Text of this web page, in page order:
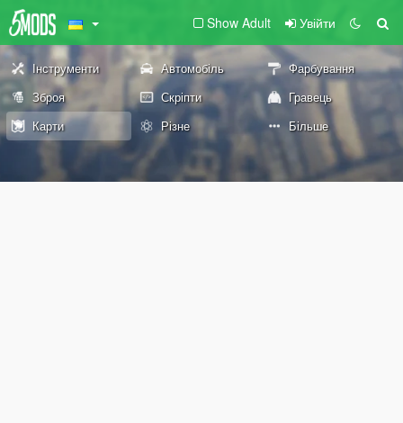
Show Adult Увійти
Інструменти Автомобіль
Фарбування
Зброя
Скріпти
Гравець
Карти
Різне Більше